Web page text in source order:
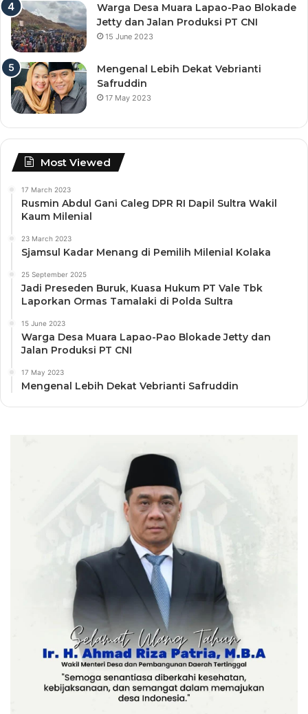
Warga Desa Muara Lapao-Pao Blokade
Jetty dan Jalan Produksi PT CNI
15 June 2023
Mengenal Lebih Dekat Vebrianti
Safruddin
17 May 2023
Most Viewed
17 March 2023
Rusmin Abdul Gani Caleg DPR RI Dapil Sultra Wakil
Kaum Milenial
23 March 2023
Sjamsul Kadar Menang di Pemilih Milenial Kolaka
25 September 2025
Jadi Preseden Buruk, Kuasa Hukum PT Vale Tbk
Laporkan Ormas Tamalaki di Polda Sultra
15 June 2023
Warga Desa Muara Lapao-Pao Blokade Jetty dan
Jalan Produksi PT CNI
17 May 2023
Mengenal Lebih Dekat Vebrianti Safruddin